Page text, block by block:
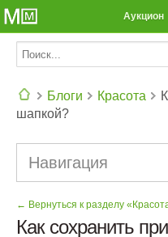
Аукцион
Блоги Красота
шапкой?
Навигация
← Вернуться к разделу
Как сохранить